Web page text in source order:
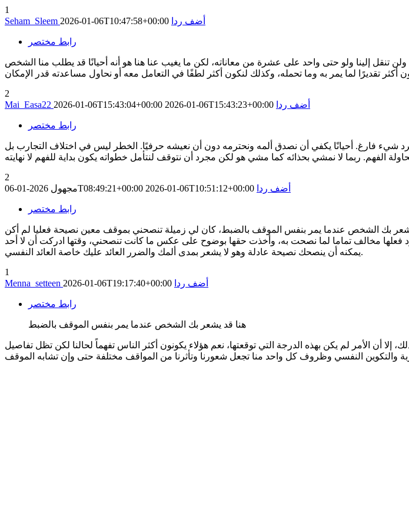
1
Seham_Sleem 2026-01-06T10:47:58+00:00 أضف ردا
رابط مختصر
تنقل إلينا ولو حتى واحد على عشرة من معاناته، لكن ما يغيب عنا هنا هو أنه أحيانًا قد يطلب منا الشخص
2
Mai_Easa22 2026-01-06T15:43:04+00:00 2026-01-06T15:43:23+00:00 أضف ردا
رابط مختصر
شيء فارغ. أحيانًا يكفي أن نصدق ألمه ونحترمه دون أن نعيشه حرفيًا. الخطر ليس في اختلاف التجارب بل
2
مجهول2026-01-06T08:49:21+00:00 2026-01-06T10:51:12+00:00 أضف ردا
رابط مختصر
يشعر بك الشخص عندما يمر بنفس الموقف بالضبط، كان لي زميلة تنصحني بموقف معين نصيحة فعليا لم أكن
فعلها مخالف تماما لما نصحت به، وأخذت حقها بوضوح على عكس ما كانت تنصحني، وقتها ادركت أن لا أحد
يمكنه أن ينصحك نصيحة عادلة وهو لا يشعر بمدى ألمك والضرر العائد عليك خاصة العائد النفسي.
1
Menna_setteen 2026-01-06T19:17:40+00:00 أضف ردا
رابط مختصر
هنا قد يشعر بك الشخص عندما يمر بنفس الموقف بالضبط
الأمر لم يكن بهذه الدرجة التي توقعتها، نعم هؤلاء يكونون أكثر الناس تفهماً لحالنا لكن تظل تفاصيل